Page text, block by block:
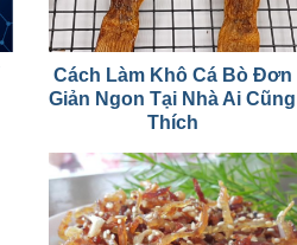
Cách Làm Khô Cá Bò Đơn
Giản Ngon Tại Nhà Ai Cũng
Thích